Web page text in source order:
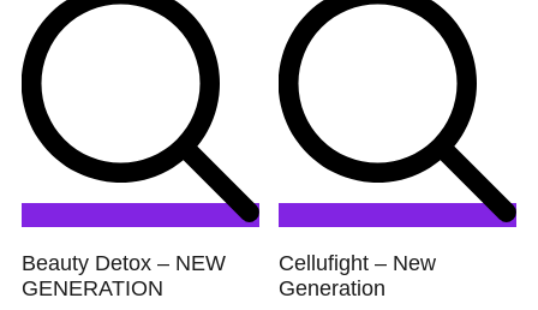
Beauty Detox – NEW
GENERATION
Cellufight – New
Generation